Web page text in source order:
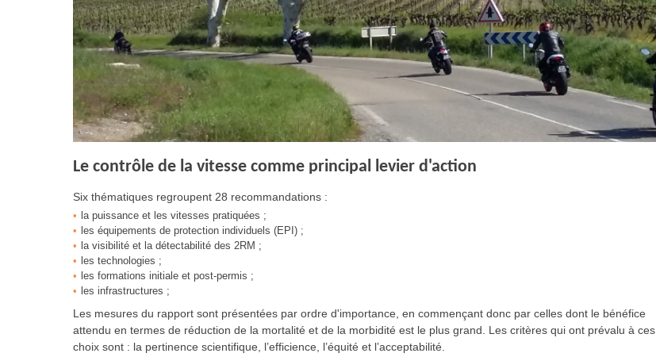
Le contrôle de la vitesse comme principal levier d'action
Six thématiques regroupent 28 recommandations :
la puissance et les vitesses pratiquées ;
les équipements de protection individuels (EPI) ;
la visibilité et la détectabilité des 2RM ;
les technologies ;
les formations initiale et post-permis ;
les infrastructures ;
Les mesures du rapport sont présentées par ordre d'importance, en commençant donc par celles dont le bénéfice
attendu en termes de réduction de la mortalité et de la morbidité est le plus grand. Les critères qui ont prévalu à ces
choix sont : la pertinence scientifique, l’efficience, l’équité et l’acceptabilité.